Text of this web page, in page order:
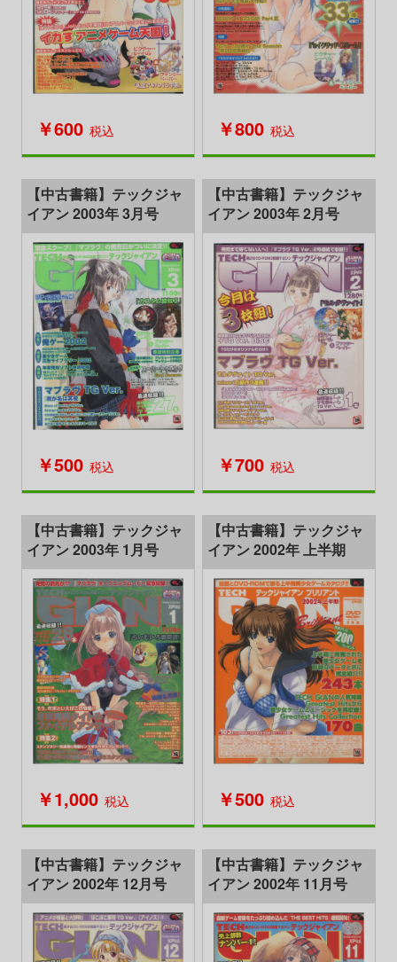
￥600 税込 ￥800 税込
【中古書籍】テックジャ
イアン 2003年 3月号
￥500 税込
【中古書籍】テックジャ
イアン 2003年 2月号
￥700 税込
【中古書籍】テックジャ
イアン 2003年 1月号
￥1,000 税込
【中古書籍】テックジャ
イアン 2002年 上半期
￥500 税込
【中古書籍】テックジャ
イアン 2002年 12月号
【中古書籍】テックジャ
イアン 2002年 11月号